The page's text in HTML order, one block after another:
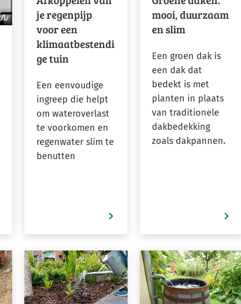
Gebruik
enter-
toets
waarde
selecteren.
je regenpijp
voor een
klimaatbestendi
ge tuin
Een eenvoudige
ingreep die helpt
om wateroverlast
te voorkomen en
regenwater slim te
benutten
mooi, duurzaam
en slim
Een groen dak is
een dak dat
bedekt is met
planten in plaats
van traditionele
dakbedekking
zoals dakpannen.